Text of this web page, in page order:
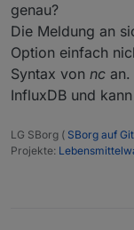
genau?
Die Meldung an
Option einfach
Syntax von nc
InfluxDB und
LG SBorg ( SBorg auf
Projekte: